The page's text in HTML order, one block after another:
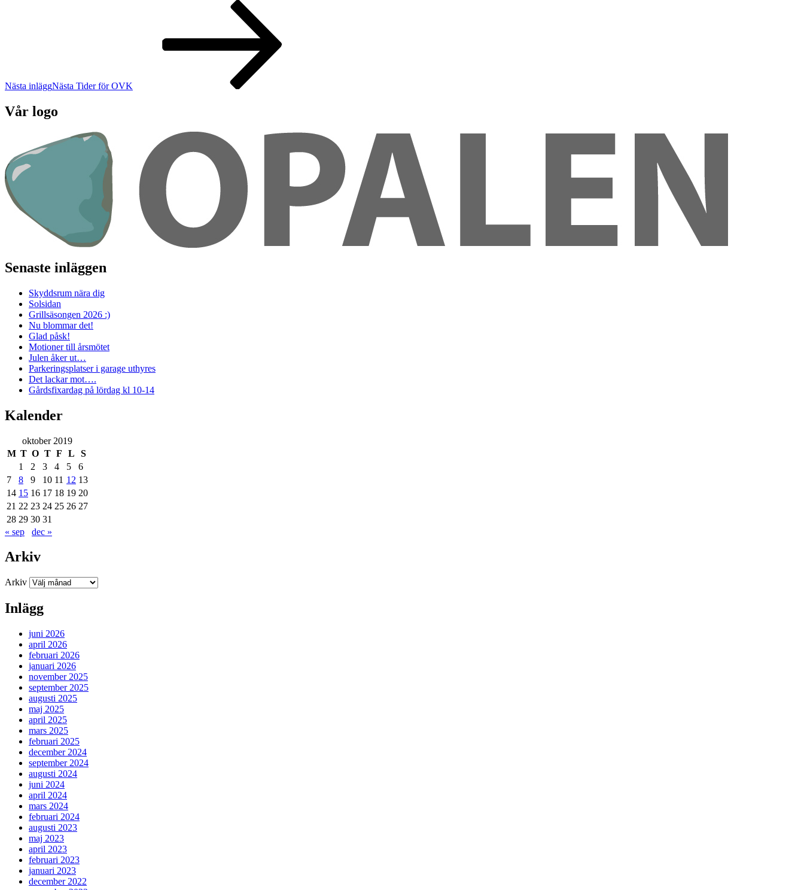
Nästa inläggNästa Tider för OVK
Vår logo
Senaste inläggen
Skyddsrum nära dig
Solsidan
Grillsäsongen 2026 :)
Nu blommar det!
Glad påsk!
Motioner till årsmötet
Julen åker ut…
Parkeringsplatser i garage uthyres
Det lackar mot….
Gårdsfixardag på lördag kl 10-14
Kalender
oktober 2019
M T O T F L
S
1
2 3 4 5
6
7
8 9 10 11 12 13
14 15 16 17 18 19 20
21 22 23 24 25 26 27
28 29 30 31
« sep
dec »
Arkiv
Arkiv
Inlägg
juni 2026
april 2026
februari 2026
januari 2026
november 2025
september 2025
augusti 2025
maj 2025
april 2025
mars 2025
februari 2025
december 2024
september 2024
augusti 2024
juni 2024
april 2024
mars 2024
februari 2024
augusti 2023
maj 2023
april 2023
februari 2023
januari 2023
december 2022